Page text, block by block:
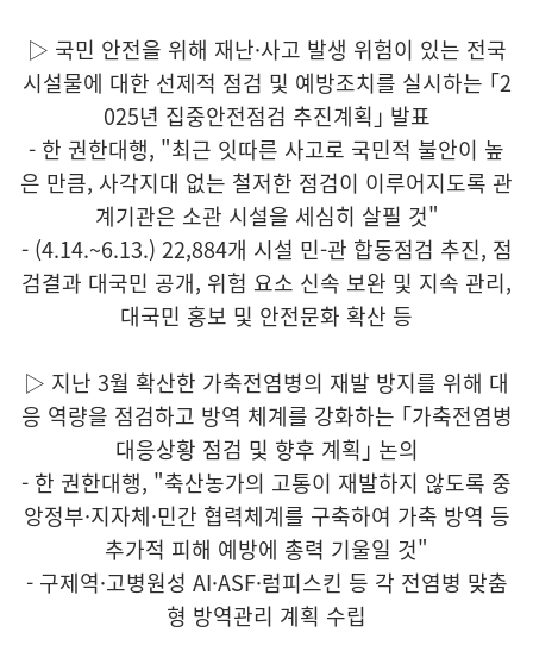
▷ 국민 안전을 위해 재난·사고 발생 위험이 있는 전국
시설물에 대한 선제적 점검 및 예방조치를 실시하는 ｢2
025년 집중안전점검 추진계획｣ 발표
- 한 권한대행, "최근 잇따른 사고로 국민적 불안이 높
은 만큼, 사각지대 없는 철저한 점검이 이루어지도록 관
계기관은 소관 시설을 세심히 살필 것"
- (4.14.~6.13.) 22,884개 시설 민-관 합동점검 추진, 점
검결과 대국민 공개, 위험 요소 신속 보완 및 지속 관리,
대국민 홍보 및 안전문화 확산 등
▷ 지난 3월 확산한 가축전염병의 재발 방지를 위해 대
응 역량을 점검하고 방역 체계를 강화하는 ｢가축전염병
대응상황 점검 및 향후 계획｣ 논의
- 한 권한대행, "축산농가의 고통이 재발하지 않도록 중
앙정부·지자체·민간 협력체계를 구축하여 가축 방역 등
추가적 피해 예방에 총력 기울일 것"
- 구제역·고병원성 AI·ASF·럼피스킨 등 각 전염병 맞춤
형 방역관리 계획 수립